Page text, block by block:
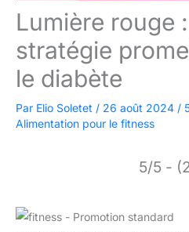
Lumière rouge
stratégie
le diabète
Par Elio Soletet / 26 août 2024 /
Alimentation pour le fitness
5/5 -